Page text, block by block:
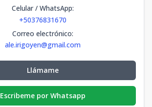
Celular / WhatsApp:
+50376831670
Correo electrónico:
ale.irigoyen@gmail.com
Llámame
Escribeme por Whatsapp